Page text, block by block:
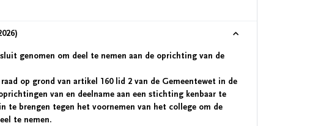
genomen om deel te nemen aan de oprichting van de
op grond van artikel 160 lid 2 van de Gemeentewet in de
van en deelname aan een stichting kenbaar te
te brengen tegen het voornemen van het college om de
te nemen.